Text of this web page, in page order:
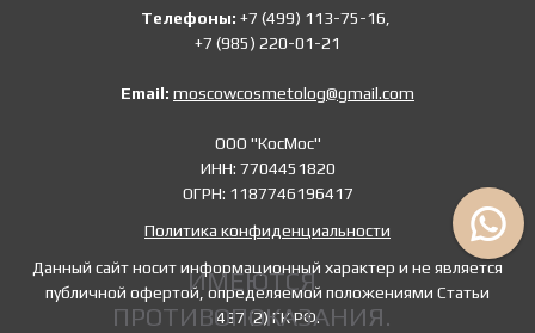
Телефоны: +7 (499) 113-75-16,
+7 (985) 220-01-21
Email: moscowcosmetolog@gmail.com
ООО "КосМос"
ИНН: 7704451820
ОГРН: 1187746196417
Политика конфиденциальности
Данный сайт носит информационный характер и не является
публичной офертой, определяемой положениями Статьи
437 (2) ГК РФ.
ИМЕЮТСЯ
ПРОТИВОПОКАЗАНИЯ.